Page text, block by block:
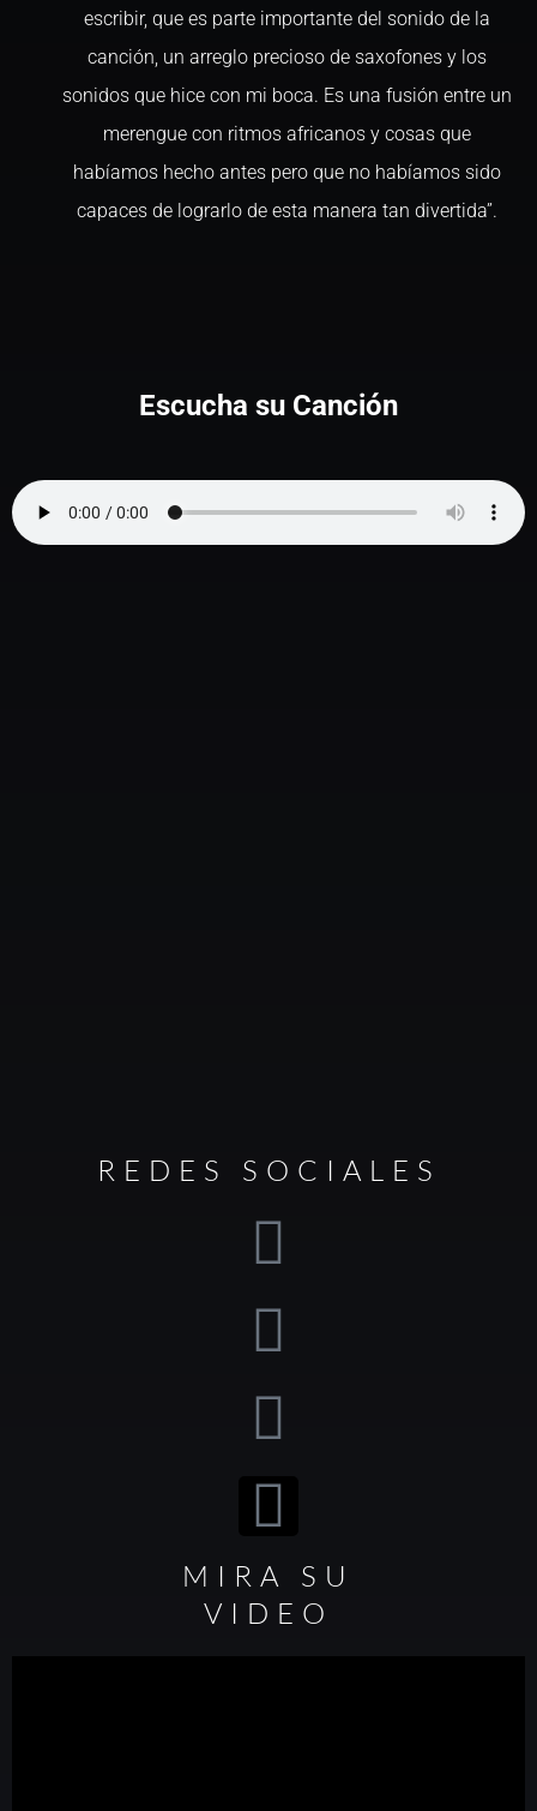
escribir, que es parte importante del sonido de la
canción, un arreglo precioso de saxofones y los
sonidos que hice con mi boca. Es una fusión entre un
merengue con ritmos africanos y cosas que
habíamos hecho antes pero que no habíamos sido
capaces de lograrlo de esta manera tan divertida”.
Escucha su Canción
REDES SOCIALES
MIRA SU
VIDEO